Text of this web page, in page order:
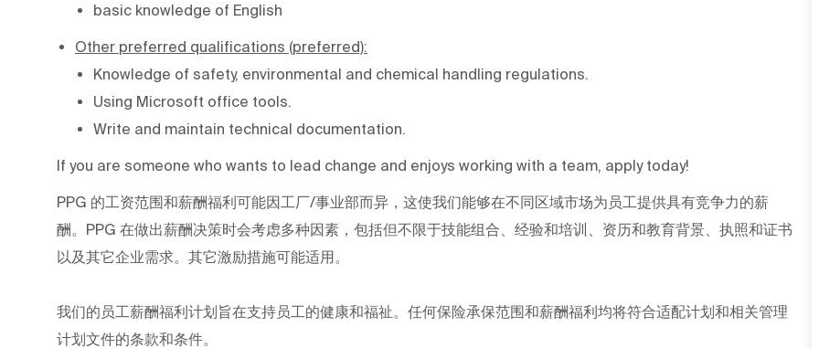
basic knowledge of English
Other preferred qualifications (preferred):
Knowledge of safety, environmental and chemical handling regulations.
Using Microsoft office tools.
Write and maintain technical documentation.
If you are someone who wants to lead change and enjoys working with a team, apply today!
PPG 的工资范围和薪酬福利可能因工厂/事业部而异，这使我们能够在不同区域市场为员工提供具有竞争力的薪
酬。PPG 在做出薪酬决策时会考虑多种因素，包括但不限于技能组合、经验和培训、资历和教育背景、执照和证书
以及其它企业需求。其它激励措施可能适用。
我们的员工薪酬福利计划旨在支持员工的健康和福祉。任何保险承保范围和薪酬福利均将符合适配计划和相关管理
计划文件的条款和条件。